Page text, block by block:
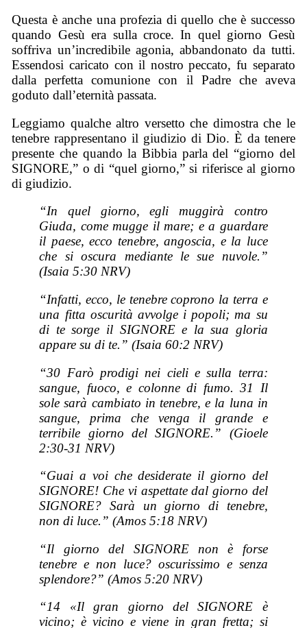
Questa è anche una profezia di quello che è successo
quando Gesù era sulla croce. In quel giorno Gesù
soffriva un’incredibile agonia, abbandonato da tutti.
Essendosi caricato con il nostro peccato, fu separato
dalla perfetta comunione con il Padre che aveva
goduto dall’eternità passata.
Leggiamo qualche altro versetto che dimostra che le
tenebre rappresentano il giudizio di Dio. È da tenere
presente che quando la Bibbia parla del “giorno del
SIGNORE,” o di “quel giorno,” si riferisce al giorno
di giudizio.
“In quel giorno, egli muggirà contro
Giuda, come mugge il mare; e a guardare
il paese, ecco tenebre, angoscia, e la luce
che si oscura mediante le sue nuvole.”
(Isaia 5:30 NRV)
“Infatti, ecco, le tenebre coprono la terra e
una fitta oscurità avvolge i popoli; ma su
di te sorge il SIGNORE e la sua gloria
appare su di te.” (Isaia 60:2 NRV)
“30 Farò prodigi nei cieli e sulla terra:
sangue, fuoco, e colonne di fumo. 31 Il
sole sarà cambiato in tenebre, e la luna in
sangue, prima che venga il grande e
terribile giorno del SIGNORE.” (Gioele
2:30-31 NRV)
“Guai a voi che desiderate il giorno del
SIGNORE! Che vi aspettate dal giorno del
SIGNORE? Sarà un giorno di tenebre,
non di luce.” (Amos 5:18 NRV)
“Il giorno del SIGNORE non è forse
tenebre e non luce? oscurissimo e senza
splendore?” (Amos 5:20 NRV)
“14 «Il gran giorno del SIGNORE è
vicino; è vicino e viene in gran fretta; si